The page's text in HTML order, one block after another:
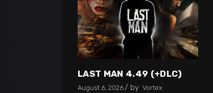
LAST MAN 4.49 (+DLC)
August 6, 2026 by Vortex